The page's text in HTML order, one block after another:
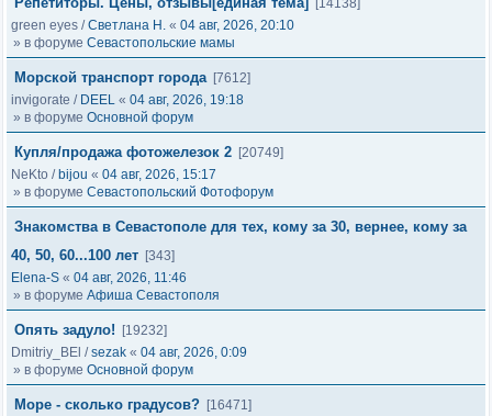
[14138]
green eyes /Светлана Н. « 04 авг, 2026, 20:10
» в форуме Севастопольские мамы
Морской транспорт города [7612]
invigorate / DEEL « 04 авг, 2026, 19:18
» в форуме Основной форум
Купля/продажа фотожелезок 2 [20749]
NeKto / bijou « 04 авг, 2026, 15:17
» в форуме Севастопольский Фотофорум
Знакомства в Севастополе для тех, кому за 30, вернее, кому за
40, 50, 60...100 лет [343]
Elena-S « 04 авг, 2026, 11:46
» в форуме Афиша Севастополя
Опять задуло!
[19232]
Dmitriy_BEl /sezak « 04 авг, 2026, 0:09
» в форуме Основной форум
Море - сколько градусов? [16471]